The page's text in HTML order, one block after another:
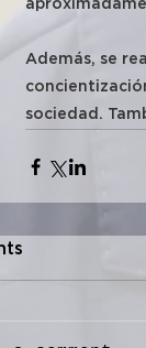
Además, se
sociedad.